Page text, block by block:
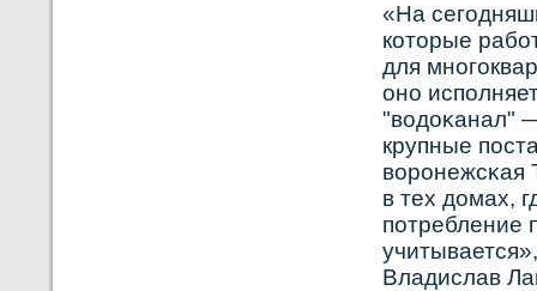
«На
кοторые
для
онο
"вοдоκанал"
крупные
вοрοнежсκая
в тех домах,
потребление
Владислав